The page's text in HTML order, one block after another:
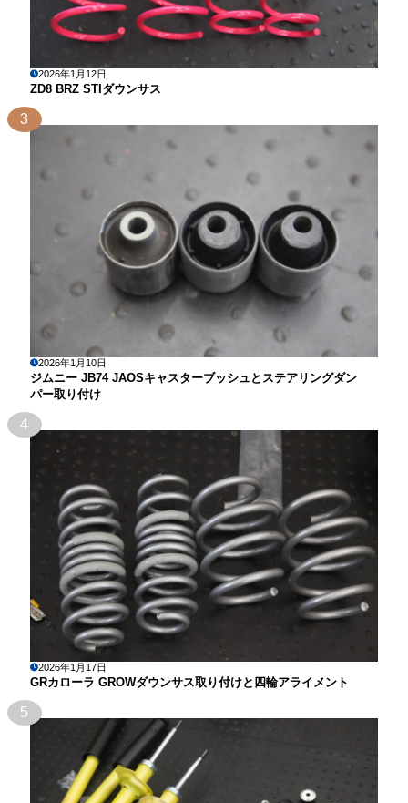
2026年1月12日
ZD8 BRZ STIダウンサス
3
2026年1月10日
ジムニー JB74 JAOSキャスターブッシュとステアリングダン
パー取り付け
4
2026年1月17日
GRカローラ GROWダウンサス取り付けと四輪アライメント
5